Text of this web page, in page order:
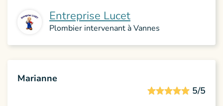
Entreprise Lucet
Plombier intervenant à Vannes
Marianne
5/5